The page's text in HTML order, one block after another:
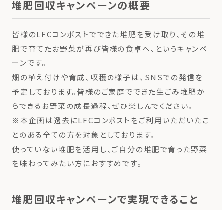
堆肥回収キャンペーンの概要
皆様のLFCコンポストでできた堆肥を受け取り、その堆
肥で育てたお野菜が再び皆様の食卓へ、というキャンペ
ーンです。
畑の植え付けや育成、収穫の様子は、SNSでの発信を
予定しております。皆様のご家庭でできた生ごみ堆肥か
らできるお野菜の成長過程、ぜひ楽しんでください。
※本企画は過去にLFCコンポストをご利用いただいたこ
とのある全ての方を対象としております。
使っていない堆肥を活用し、ご自分の堆肥で育った野菜
を味わってみたい方におすすめです。
堆肥回収キャンペーンで実現できること